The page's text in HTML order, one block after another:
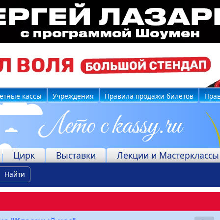
кассы Учреждения Правила продажи билетов
Цирк Выставки Лекции и Мастерклассы
Найти